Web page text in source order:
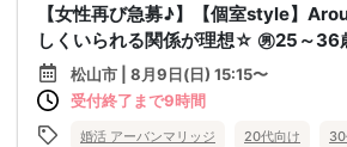
【女性再び急募♪】【個室style】
しくいられる関係が理想☆ ㊚25～
松山市 | 8月9日(日) 15:15〜
受付終了まで9時間
婚活 アーバンマリッジ 20代向け